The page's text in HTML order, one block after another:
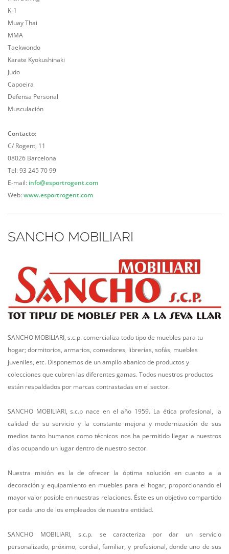
K-1
Muay Thai
MMA
Taekwondo
Karate Kyokushinaki
Judo
Capoeira
Defensa Personal
Musculación
Contacto:
C/ Rogent, 11
08026 Barcelona
Tel: 93 245 70 99
E-mail: info@esportrogent.com
Web:www.esportrogent.com
SANCHO MOBILIARI
SANCHO MOBILIARI, s.c.p. comercializa todo tipo de muebles para tu
hogar; dormitorios, armarios, comedores, librerías, sofás, muebles
juveniles, etc. Disponemos de un amplio abanico de productos y
colecciones que cubren las diferentes gamas. Todos nuestros productos
están respaldados por marcas contrastadas en el sector.
SANCHO MOBILIARI, s.c.p nace en el año 1959. La ética profesional, la
calidad de su servicio y la constante mejora y modernización de sus
medios tanto humanos como técnicos nos ha permitido llegar a nuestros
días ocupando un lugar dentro de nuestro sector.
Nuestra misión es la de ofrecer la óptima solución en cuanto a la
decoración y equipamiento en muebles para el hogar, proporcionando el
mayor valor posible en nuestras relaciones. Éste es un objetivo compartido
por cada uno de los empleados de nuestra entidad.
SANCHO MOBILIARI, s.c.p. se caracteriza por dar un servicio
personalizado, próximo, cordial, familiar, y profesional, donde uno de sus